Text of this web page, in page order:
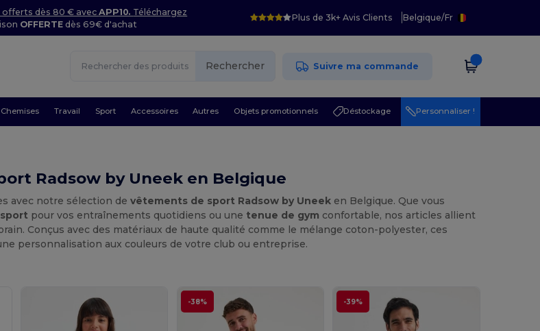
offerts dès 80 € avecAPP10. Téléchargez
OFFERTE dès 69€ d'achat
Plus de 3k+ Avis Clients Belgique/Fr
Rechercher Suivre ma commande
Chemises Travail Sport Accessoires Autres Objets promotionnels Déstockage Personnaliser !
Radsow by Uneek en Belgique
avec notre sélection devêtements de sport Radsow by Uneek en Belgique. Que vous
pour vos entraînements quotidiens ou une tenue de gym confortable, nos articles allient
Conçus avec des matériaux de haute qualité comme le mélange coton-polyester, ces
personnalisation aux couleurs de votre club ou entreprise.
-38% -39%